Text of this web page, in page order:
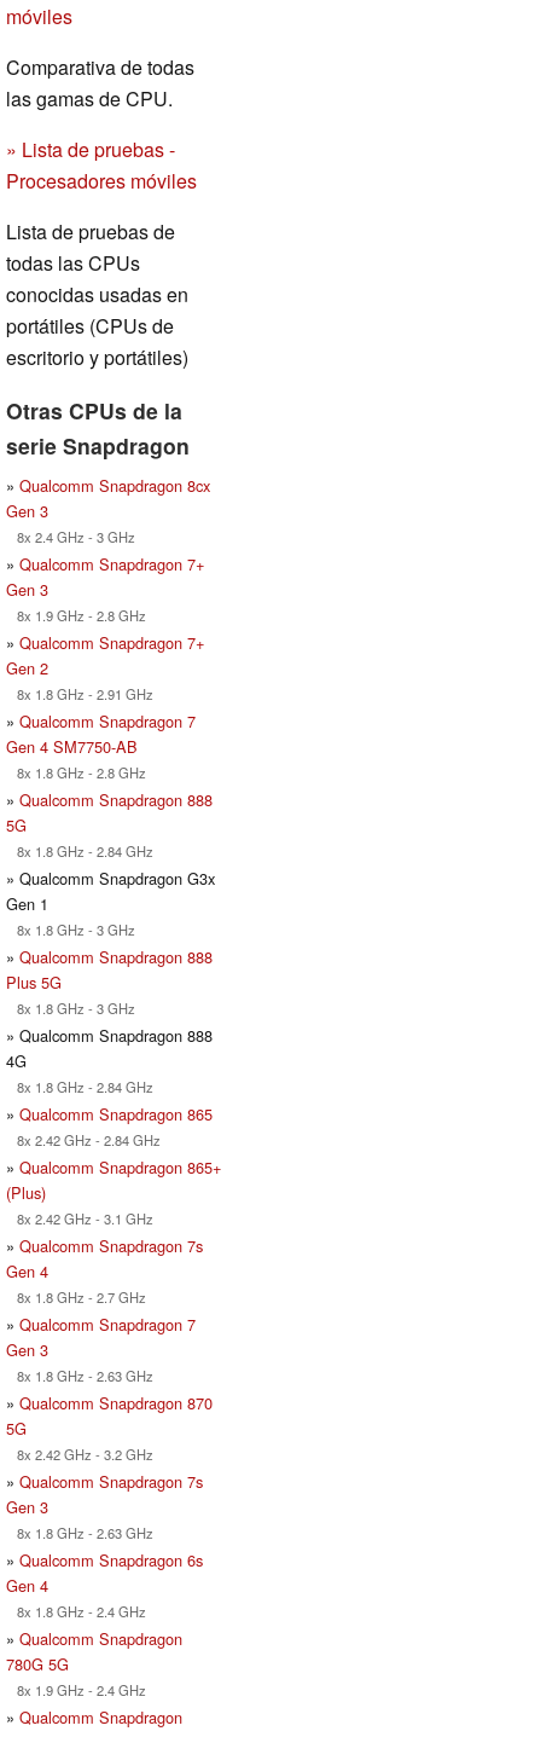
móviles
Comparativa de todas
las gamas de CPU.
» Lista de pruebas -
Procesadores móviles
Lista de pruebas de
todas las CPUs
conocidas usadas en
portátiles (CPUs de
escritorio y portátiles)
Otras CPUs de la
serie Snapdragon
» Qualcomm Snapdragon 8cx
Gen 3
8x 2.4 GHz - 3 GHz
» Qualcomm Snapdragon 7+
Gen 3
8x 1.9 GHz - 2.8 GHz
» Qualcomm Snapdragon 7+
Gen 2
8x 1.8 GHz - 2.91 GHz
» Qualcomm Snapdragon 7
Gen 4 SM7750-AB
8x 1.8 GHz - 2.8 GHz
» Qualcomm Snapdragon 888
5G
8x 1.8 GHz - 2.84 GHz
» Qualcomm Snapdragon G3x
Gen 1
8x 1.8 GHz - 3 GHz
» Qualcomm Snapdragon 888
Plus 5G
8x 1.8 GHz - 3 GHz
» Qualcomm Snapdragon 888
4G
8x 1.8 GHz - 2.84 GHz
» Qualcomm Snapdragon 865
8x 2.42 GHz - 2.84 GHz
» Qualcomm Snapdragon 865+
(Plus)
8x 2.42 GHz - 3.1 GHz
» Qualcomm Snapdragon 7s
Gen 4
8x 1.8 GHz - 2.7 GHz
» Qualcomm Snapdragon 7
Gen 3
8x 1.8 GHz - 2.63 GHz
» Qualcomm Snapdragon 870
5G
8x 2.42 GHz - 3.2 GHz
» Qualcomm Snapdragon 7s
Gen 3
8x 1.8 GHz - 2.63 GHz
» Qualcomm Snapdragon 6s
Gen 4
8x 1.8 GHz - 2.4 GHz
» Qualcomm Snapdragon
780G 5G
8x 1.9 GHz - 2.4 GHz
» Qualcomm Snapdragon